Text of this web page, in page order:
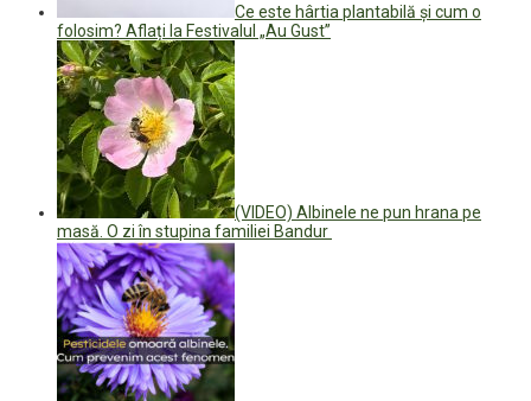
Ce este hârtia plantabilă și cum o
folosim? Aflați la Festivalul „Au Gust”
(VIDEO) Albinele ne pun hrana pe
masă. O zi în stupina familiei Bandur